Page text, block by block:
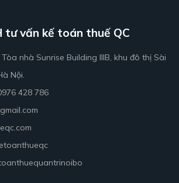
tư vấn kế toán thuế QC
nhà Sunrise Building IIIB, khu đô thị Sài
Nội.
428 786